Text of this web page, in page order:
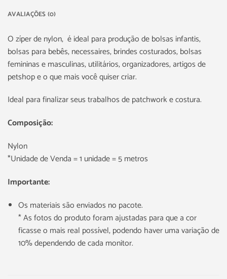
AVALIAÇÕES (0)
O zíper de nylon, é ideal para produção de bolsas infantis,
bolsas para bebês, necessaires, brindes costurados, bolsas
femininas e masculinas, utilitários, organizadores, artigos de
petshop e o que mais você quiser criar.
Ideal para finalizar seus trabalhos de patchwork e costura.
Composição:
Nylon
*Unidade de Venda = 1 unidade = 5 metros
Importante:
Os materiais são enviados no pacote.
* As fotos do produto foram ajustadas para que a cor
ficasse o mais real possível, podendo haver uma variação de
10% dependendo de cada monitor.